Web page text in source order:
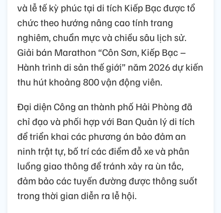
và lễ tế kỳ phúc tại di tích Kiếp Bạc được tổ
chức theo hướng nâng cao tính trang
nghiêm, chuẩn mực và chiều sâu lịch sử.
Giải bán Marathon “Côn Sơn, Kiếp Bạc –
Hành trình di sản thế giới” năm 2026 dự kiến
thu hút khoảng 800 vận động viên.
Đại diện Công an thành phố Hải Phòng đã
chỉ đạo và phối hợp với Ban Quản lý di tích
để triển khai các phương án bảo đảm an
ninh trật tự, bố trí các điểm đỗ xe và phân
luồng giao thông để tránh xảy ra ùn tắc,
đảm bảo các tuyến đường được thông suốt
trong thời gian diễn ra lễ hội.